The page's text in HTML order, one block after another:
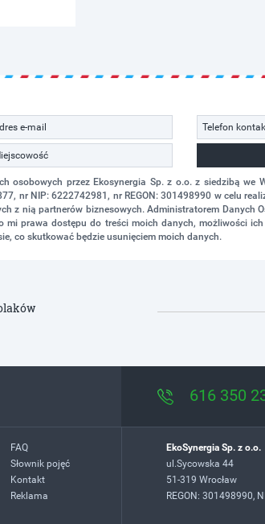
osobowych przez Ekosynergia Sp. z o.o. z siedzibą we
nr NIP: 6222742981, nr REGON: 301498990 w celu
z nią partnerów biznesowych. Administratorem Danych
mi prawa dostępu do treści moich danych, możliwości
co skutkować będzie usunięciem moich danych.
616 350
FAQ
Słownik pojęć
Kontakt
Reklama
EkoSynergia Sp. z o.o.
ul.Sycowska 44
51-319 Wrocław
REGON: 301498990,